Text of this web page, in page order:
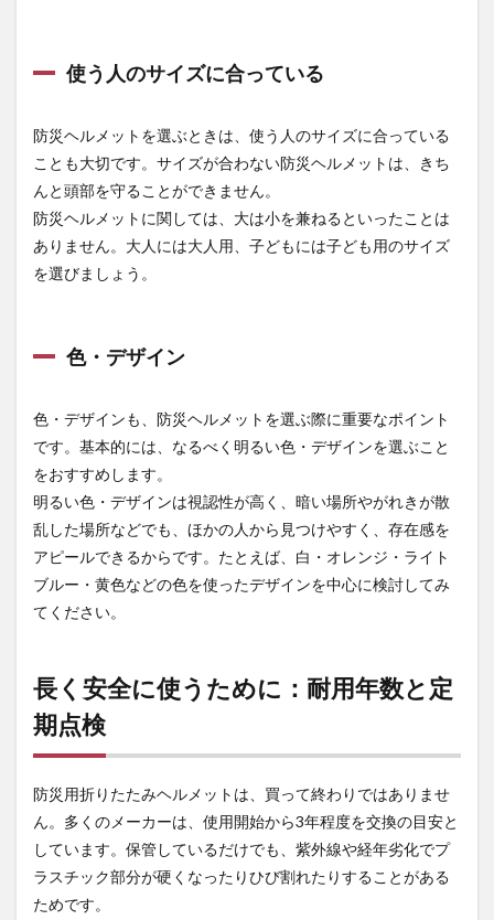
使う人のサイズに合っている
防災ヘルメットを選ぶときは、使う人のサイズに合っている
ことも大切です。サイズが合わない防災ヘルメットは、きち
んと頭部を守ることができません。
防災ヘルメットに関しては、大は小を兼ねるといったことは
ありません。大人には大人用、子どもには子ども用のサイズ
を選びましょう。
色・デザイン
色・デザインも、防災ヘルメットを選ぶ際に重要なポイント
です。基本的には、なるべく明るい色・デザインを選ぶこと
をおすすめします。
明るい色・デザインは視認性が高く、暗い場所やがれきが散
乱した場所などでも、ほかの人から見つけやすく、存在感を
アピールできるからです。たとえば、白・オレンジ・ライト
ブルー・黄色などの色を使ったデザインを中心に検討してみ
てください。
長く安全に使うために：耐用年数と定
期点検
防災用折りたたみヘルメットは、買って終わりではありませ
ん。多くのメーカーは、使用開始から3年程度を交換の目安と
しています。保管しているだけでも、紫外線や経年劣化でプ
ラスチック部分が硬くなったりひび割れたりすることがある
ためです。